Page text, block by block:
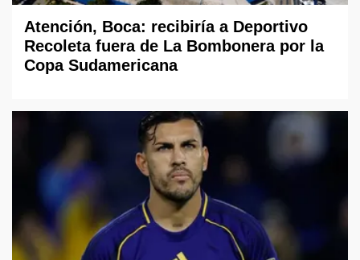
Atención, Boca: recibiría a Deportivo
Recoleta fuera de La Bombonera por la
Copa Sudamericana